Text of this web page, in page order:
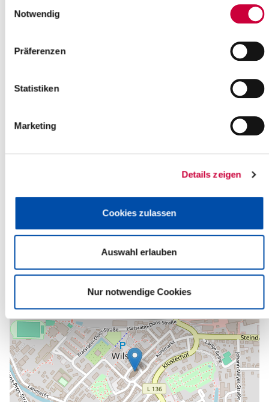
Notwendig
Präferenzen
Statistiken
Marketing
Details zeigen
Cookies zulassen
Auswahl erlauben
Nur notwendige Cookies
Quelle : Ev.-Luth. Kirchengemeinde Wilster
Chor-, Instrumental- und Orgelmusik von Bach, Schubert, Reger,
Ev.-Luth. Kirchengemeinde Wilster
Zurück zur Auswahl
+